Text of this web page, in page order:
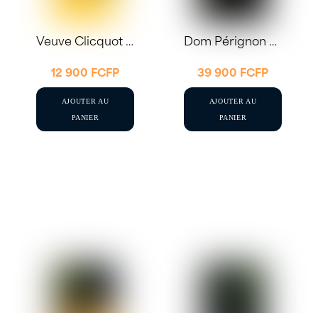
Veuve Clicquot Brut Carte Jaune 75cl
12 900 FCFP
AJOUTER AU
PANIER
Dom Pérignon 2015 75cl
39 900 FCFP
AJOUTER AU
PANIER